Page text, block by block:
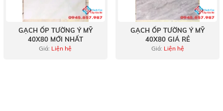
GẠCH ỐP TƯỜNG Ý MỸ
40X80 MỚI NHẤT
Giá: Liện hệ
GẠCH ỐP TƯỜNG Ý MỸ
40X80 GIÁ RẺ
Giá: Liện hệ